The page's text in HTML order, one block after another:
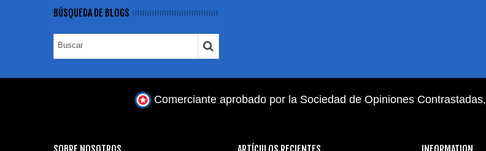
BÚSQUEDA DE BLOGS
Comerciante aprobado por la Sociedad de Opiniones Contrastadas,